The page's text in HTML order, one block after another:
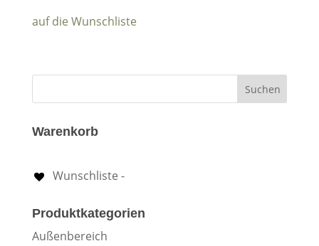
auf die Wunschliste
Warenkorb
Wunschliste -
Produktkategorien
Außenbereich